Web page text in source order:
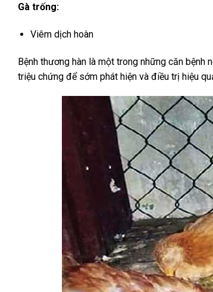
Gà trống:
Viêm dịch hoàn
Bệnh thương hàn là một trong những căn
triệu chứng để sớm phát hiện và điều trị hiệu